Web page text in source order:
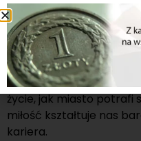
„Miłość w Paryżu” to
opowieść o pierwszym
młodzieńczą
dojrzałości.
To historia o tym, jak
życie, jak miasto potrafi
miłość kształtuje nas
kariera.